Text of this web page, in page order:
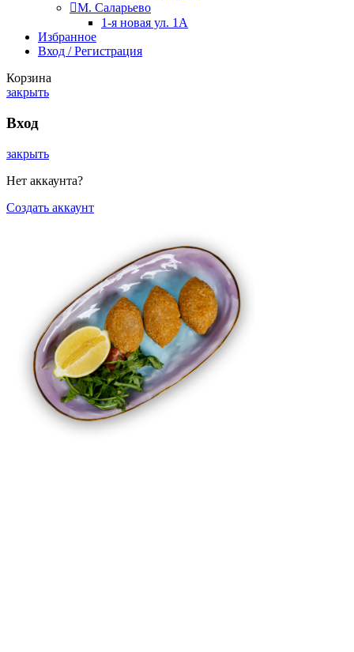
М. Саларьево
1-я новая ул. 1А
Избранное
Вход / Регистрация
Корзина
закрыть
Вход
закрыть
Нет аккаунта?
Создать аккаунт